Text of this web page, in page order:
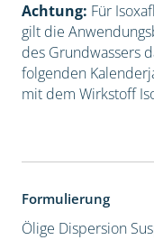
Achtung: Für
gilt die
des Grundwassers
folgenden
mit dem Wirkstoff
Formulierung
Ölige Dispersion